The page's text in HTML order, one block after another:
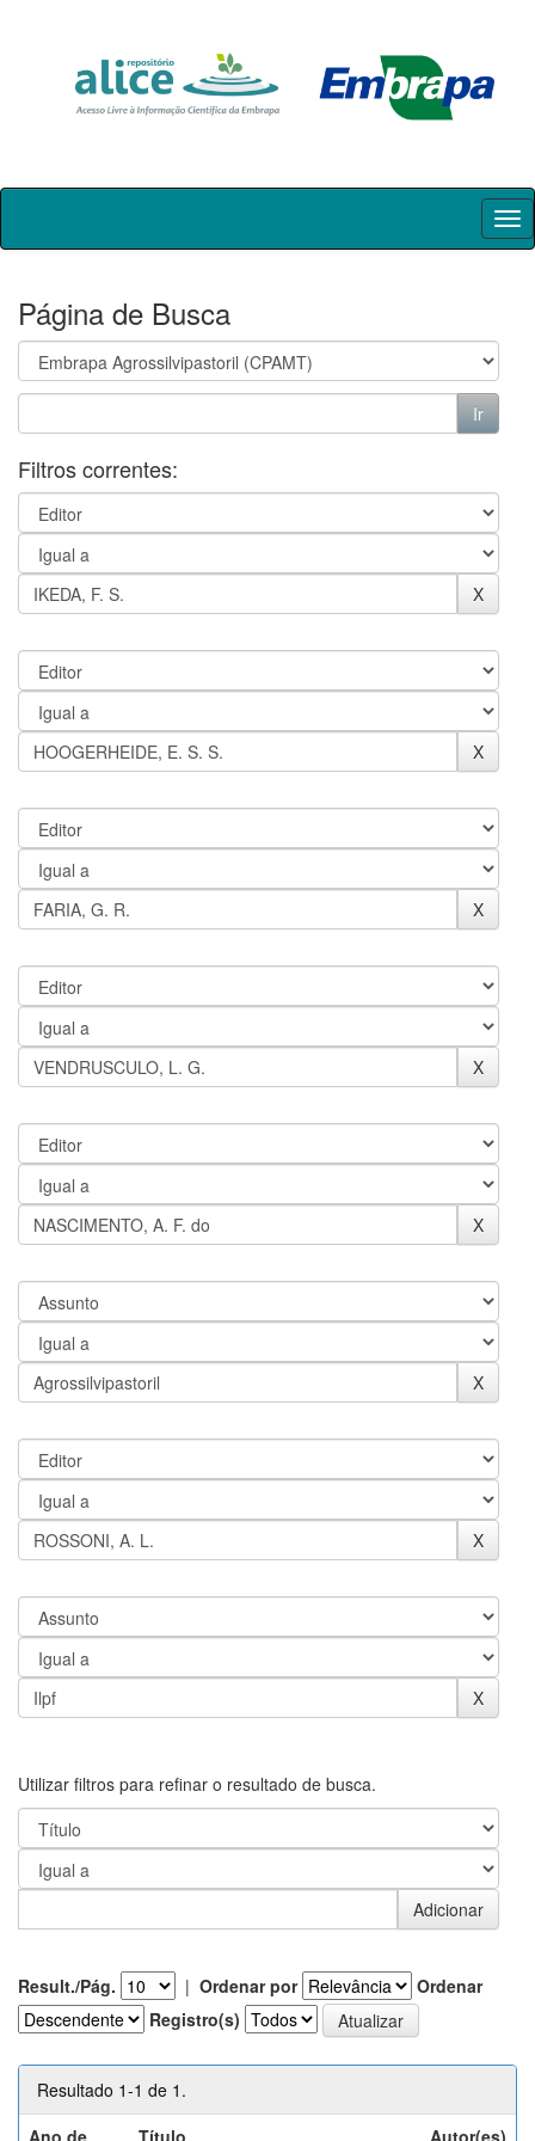
Skip
Página de Busca
Filtros correntes:
Utilizar filtros para refinar o resultado de busca.
Result./Pág. | Ordenar por
Ordenar
Registro(s)
Resultado 1-1 de 1.
Ano de
Título Autor(es)